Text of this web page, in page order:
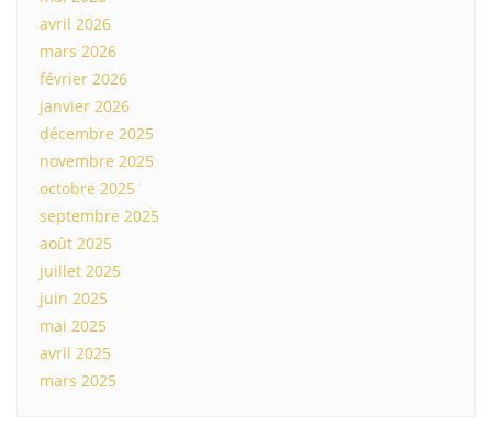
avril 2026
mars 2026
février 2026
janvier 2026
décembre 2025
novembre 2025
octobre 2025
septembre 2025
août 2025
juillet 2025
juin 2025
mai 2025
avril 2025
mars 2025